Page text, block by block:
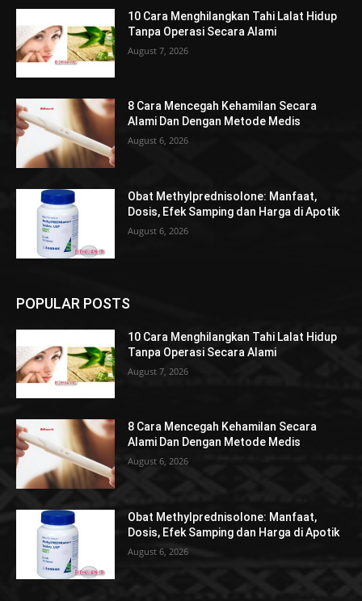
10 Cara Menghilangkan Tahi Lalat Hidup
Tanpa Operasi Secara Alami
August 7, 2026
8 Cara Mencegah Kehamilan Secara
Alami Dan Dengan Metode Medis
August 6, 2026
Obat Methylprednisolone: Manfaat,
Dosis, Efek Samping dan Harga di Apotik
August 6, 2026
POPULAR POSTS
10 Cara Menghilangkan Tahi Lalat Hidup
Tanpa Operasi Secara Alami
August 7, 2026
8 Cara Mencegah Kehamilan Secara
Alami Dan Dengan Metode Medis
August 6, 2026
Obat Methylprednisolone: Manfaat,
Dosis, Efek Samping dan Harga di Apotik
August 6, 2026